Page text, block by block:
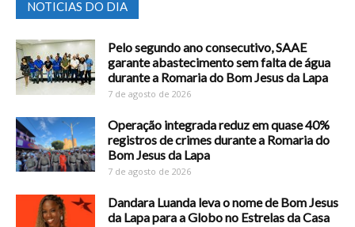
NOTICIAS DO DIA
Pelo segundo ano consecutivo, SAAE
garante abastecimento sem falta de água
durante a Romaria do Bom Jesus da Lapa
7 de agosto de 2026
Operação integrada reduz em quase 40%
registros de crimes durante a Romaria do
Bom Jesus da Lapa
7 de agosto de 2026
Dandara Luanda leva o nome de Bom Jesus
da Lapa para a Globo no Estrelas da Casa